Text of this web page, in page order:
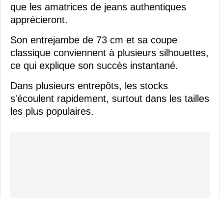
que les amatrices de jeans authentiques
apprécieront.
Son entrejambe de 73 cm et sa coupe
classique conviennent à plusieurs silhouettes,
ce qui explique son succès instantané.
Dans plusieurs entrepôts, les stocks
s'écoulent rapidement, surtout dans les tailles
les plus populaires.